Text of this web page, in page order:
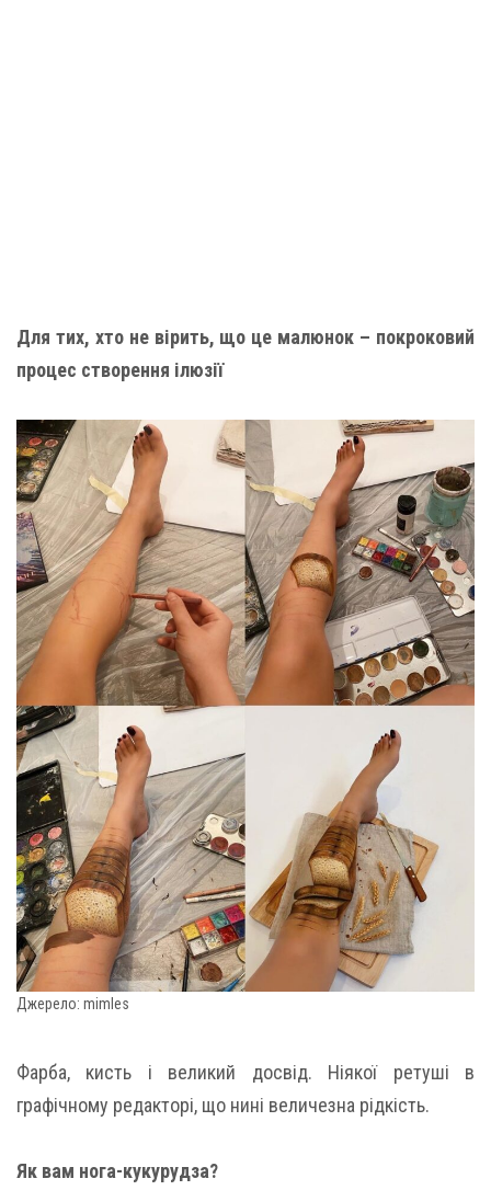
Для тих, хто не вірить, що це малюнок – покроковий
процес створення ілюзії
Джерело: mimles
Фарба, кисть і великий досвід. Ніякої ретуші в
графічному редакторі, що нині величезна рідкість.
Як вам нога-кукурудза?